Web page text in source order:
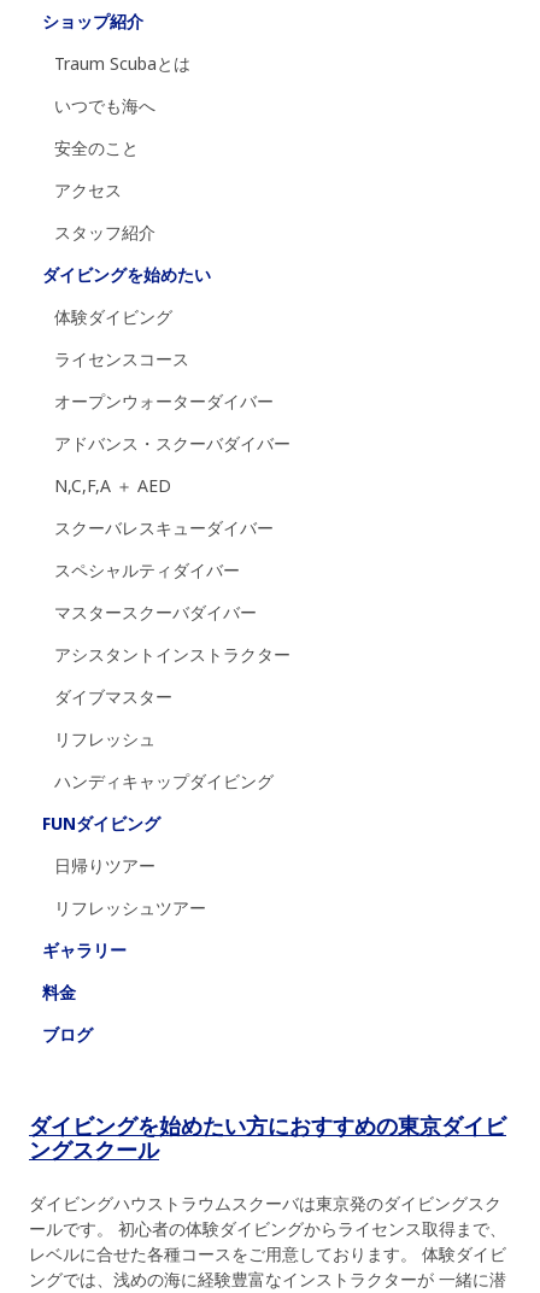
ショップ紹介
Traum Scubaとは
いつでも海へ
安全のこと
アクセス
スタッフ紹介
ダイビングを始めたい
体験ダイビング
ライセンスコース
オープンウォーターダイバー
アドバンス・スクーバダイバー
N,C,F,A ＋ AED
スクーバレスキューダイバー
スペシャルティダイバー
マスタースクーバダイバー
アシスタントインストラクター
ダイブマスター
リフレッシュ
ハンディキャップダイビング
FUNダイビング
日帰りツアー
リフレッシュツアー
ギャラリー
料金
ブログ
ダイビングを始めたい方におすすめの東京ダイビ
ングスクール
ダイビングハウストラウムスクーバは東京発のダイビングスク
ールです。 初心者の体験ダイビングからライセンス取得まで、
レベルに合せた各種コースをご用意しております。 体験ダイビ
ングでは、浅めの海に経験豊富なインストラクターが 一緒に潜